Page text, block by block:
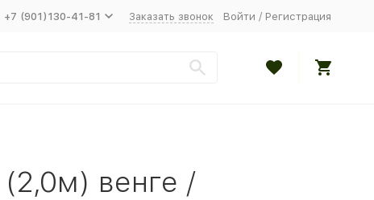
+7 (901)130-41-81 Заказать звонок Войти / Регистрация
венге /